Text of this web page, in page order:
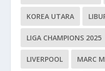
KOREA UTARA
LIGA CHAMPIONS 2025
LIVERPOOL MARC